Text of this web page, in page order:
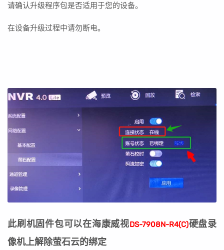
请确认升级程序包是否适用于您的设备。
在设备升级过程中请勿断电。
此刷机固件包可以在海康威视DS-7908N-R4(C)硬盘录
像机上解除萤石云的绑定